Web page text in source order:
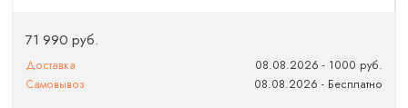
71 990 руб.
Доставка
08.08.2026 - 1000 руб.
Самовывоз
08.08.2026 - Бесплатно